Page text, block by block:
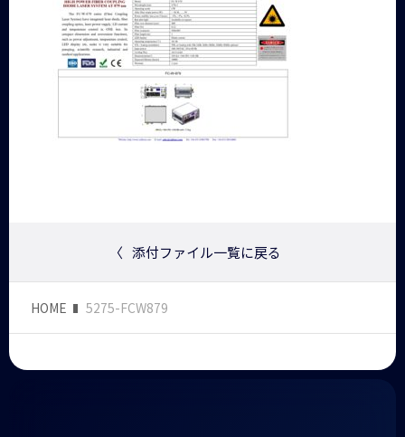
〈 添付ファイル一覧に戻る
HOME 5275-FCW879